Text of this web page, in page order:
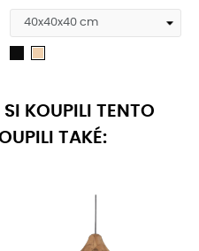
KOUPILI TENTO
TAKÉ: